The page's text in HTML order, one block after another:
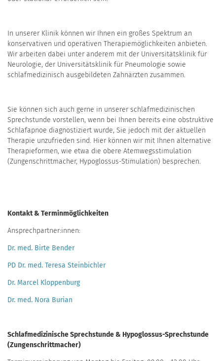
In unserer Klinik können wir Ihnen ein großes Spektrum an
konservativen und operativen Therapiemöglichkeiten anbieten.
Wir arbeiten dabei unter anderem mit der Universitätsklinik für
Neurologie, der Universitätsklinik für Pneumologie sowie
schlafmedizinisch ausgebildeten Zahnärzten zusammen.
Sie können sich auch gerne in unserer schlafmedizinischen
Sprechstunde vorstellen, wenn bei Ihnen bereits eine obstruktive
Schlafapnoe diagnostiziert wurde, Sie jedoch mit der aktuellen
Therapie unzufrieden sind. Hier können wir mit Ihnen alternative
Therapieformen, wie etwa die obere Atemwegsstimulation
(Zungenschrittmacher, Hypoglossus-Stimulation) besprechen.
Kontakt & Terminmöglichkeiten
Ansprechpartner:innen:
Dr. med. Birte Bender
PD Dr. med. Teresa Steinbichler
Dr. Marcel Kloppenburg
Dr. med. Nora Burian
Schlafmedizinische Sprechstunde & Hypoglossus-Sprechstunde
(Zungenschrittmacher)